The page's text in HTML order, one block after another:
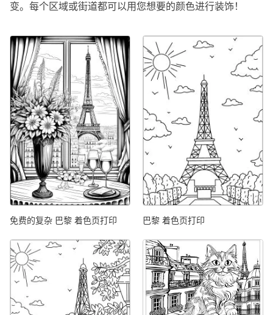
变。每个区域或街道都可以用您想要的颜色进行装饰！
免费的复杂 巴黎 着色页打印 巴黎 着色页打印